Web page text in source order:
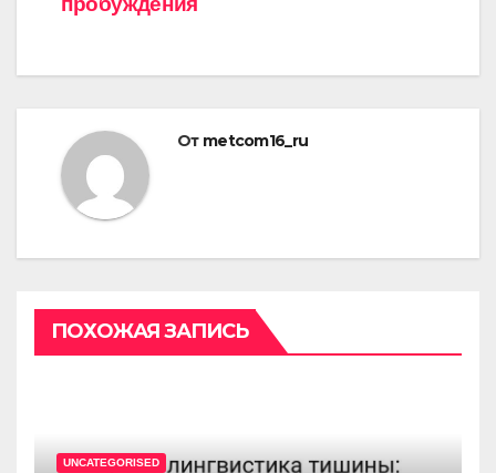
От metcom16_ru
ПОХОЖАЯ ЗАПИСЬ
UNCATEGORISED